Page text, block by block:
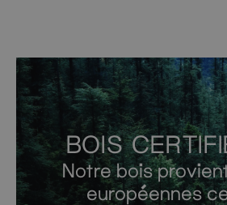
BOIS
Notre bois
européennes